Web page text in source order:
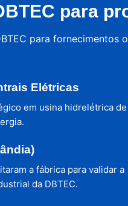
para
para fornecimentos
Elétricas
em usina hidrelétrica de
a fábrica para validar a
da DBTEC.